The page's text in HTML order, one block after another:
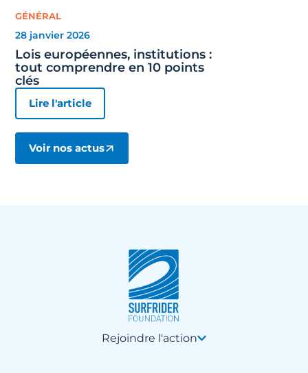
GÉNÉRAL
28 janvier 2026
Lois européennes, institutions :
tout comprendre en 10 points
clés
Lire l'article
Voir nos actus
Rejoindre l'action